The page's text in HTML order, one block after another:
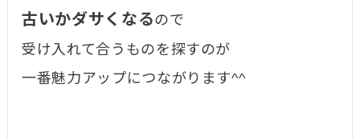
古いかダサくなるので
受け入れて合うものを探すのが
一番魅力アップにつながります^^